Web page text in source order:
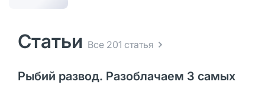
Статьи Все 201 статья
Рыбий развод. Разоблачаем 3 самых